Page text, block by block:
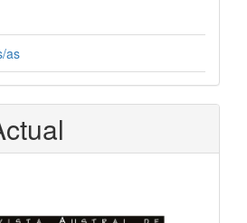
as